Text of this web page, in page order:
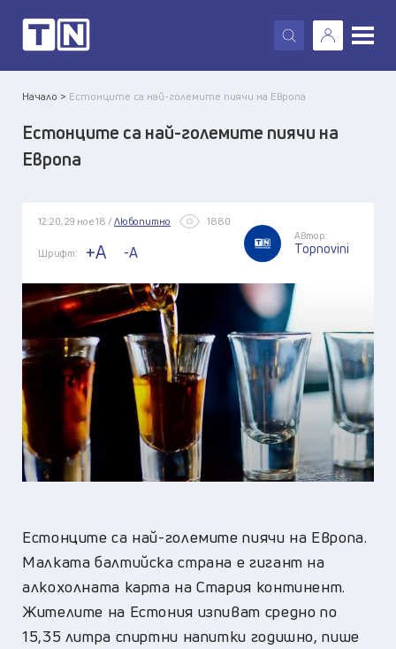
X
Начало > Естонците са най-големите пиячи на Европа
Естонците са най-големите пиячи на
Европа
12:20, 29 ное 18 / Любопитно 1880
Шрифт: +A -A
Автор:
Topnovini
Естонците са най-големите пиячи на Европа.
Малката балтийска страна е гигант на
алкохолната карта на Стария континент.
Жителите на Естония изпиват средно по
15,35 литра спиртни напитки годишно, пише